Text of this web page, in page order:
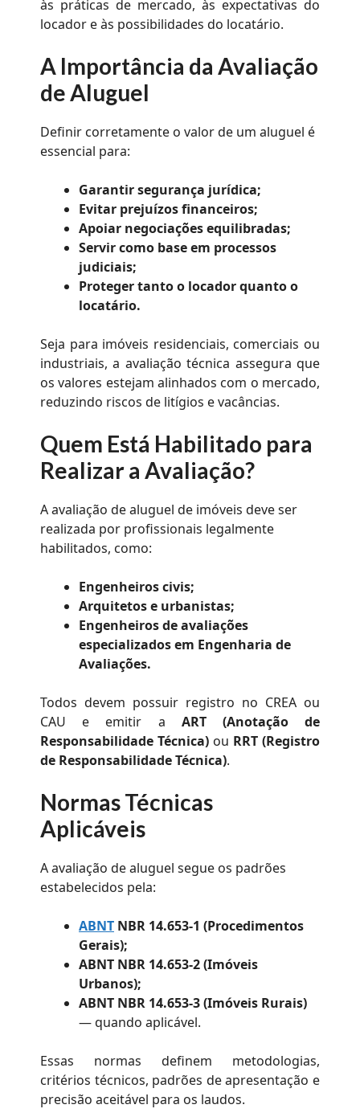
às práticas de mercado, às expectativas do
locador e às possibilidades do locatário.
A Importância da Avaliação
de Aluguel
Definir corretamente o valor de um aluguel é
essencial para:
Garantir segurança jurídica;
Evitar prejuízos financeiros;
Apoiar negociações equilibradas;
Servir como base em processos
judiciais;
Proteger tanto o locador quanto o
locatário.
Seja para imóveis residenciais, comerciais ou
industriais, a avaliação técnica assegura que
os valores estejam alinhados com o mercado,
reduzindo riscos de litígios e vacâncias.
Quem Está Habilitado para
Realizar a Avaliação?
A avaliação de aluguel de imóveis deve ser
realizada por profissionais legalmente
habilitados, como:
Engenheiros civis;
Arquitetos e urbanistas;
Engenheiros de avaliações
especializados em Engenharia de
Avaliações.
Todos devem possuir registro no CREA ou
CAU e emitir a ART (Anotação de
Responsabilidade Técnica) ou RRT (Registro
de Responsabilidade Técnica).
Normas Técnicas
Aplicáveis
A avaliação de aluguel segue os padrões
estabelecidos pela:
ABNT NBR 14.653-1 (Procedimentos
Gerais);
ABNT NBR 14.653-2 (Imóveis
Urbanos);
ABNT NBR 14.653-3 (Imóveis Rurais)
— quando aplicável.
Essas normas definem metodologias,
critérios técnicos, padrões de apresentação e
precisão aceitável para os laudos.